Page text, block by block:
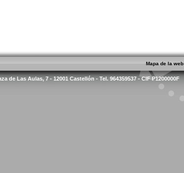
Mapa de la web
de Las Aulas, 7 - 12001 Castellón - Tel. 964359537 - CIF P1200000F